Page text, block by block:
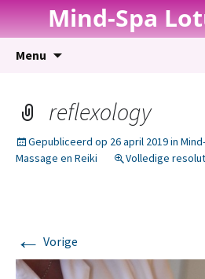
Mind-Spa
Menu
reflexology
Gepubliceerd op 26 april 2019in
Massage en Reiki
Volledige
← Vorige